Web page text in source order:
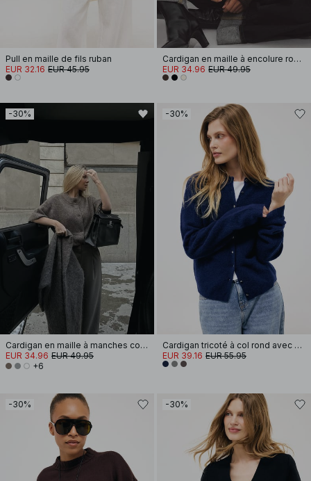
Pull en maille de fils ruban
EUR 32.16 EUR 45.95
Cardigan en maille à encolure ronde
EUR 34.96 EUR 49.95
-30%
Cardigan en maille à manches courtes
EUR 34.96 EUR 49.95
+6
-30%
Cardigan tricoté à col rond avec boutons
EUR 39.16 EUR 55.95
-30% -30%